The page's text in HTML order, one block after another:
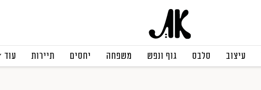
עיצוב סלבס גוף ונפש משפחה יחסים תיירות עוד